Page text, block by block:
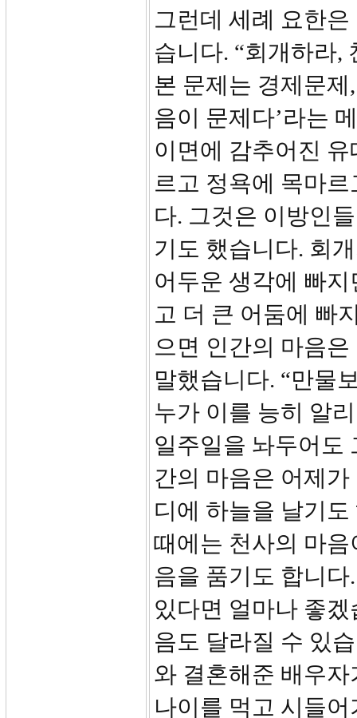
그런데 세례 요한
습니다. “회개하라,
본 문제는 경제문
음이 문제다’라는
이면에 감추어진
르고 정욕에 목마
다. 그것은 이방인
기도 했습니다. 회
어두운 생각에 빠
고 더 큰 어둠에 빠
으면 인간의 마음
말했습니다. “만물
누가 이를 능히 알
일주일을 놔두어도
간의 마음은 어제
디에 하늘을 날기
때에는 천사의 마
음을 품기도 합니
있다면 얼마나 좋
음도 달라질 수 있
와 결혼해준 배우
나이를 먹고 시들